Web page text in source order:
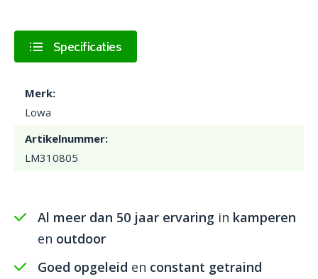
Specificaties
Merk:
Lowa
Artikelnummer:
LM310805
Al meer dan 50 jaar ervaring in kamperen
en outdoor
Goed opgeleid en constant getraind